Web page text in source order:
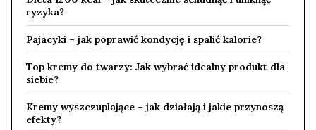
ryzyka?
Pajacyki – jak poprawić kondycję i spalić kalorie?
Top kremy do twarzy: Jak wybrać idealny produkt dla
siebie?
Kremy wyszczuplające – jak działają i jakie przynoszą
efekty?